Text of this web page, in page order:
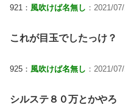
921： 風吹けば名無し ：2021/
これが目玉でしたっけ？
925： 風吹けば名無し ：2021/
シルステ８０万とかやろ